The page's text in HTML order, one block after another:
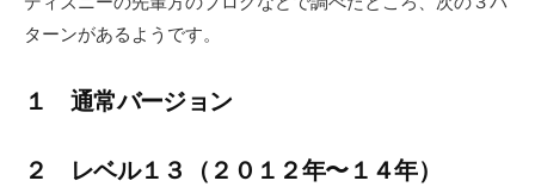
ターンがあるようです。
１ 通常バージョン
２ レベル１３（２０１２年〜１４年）